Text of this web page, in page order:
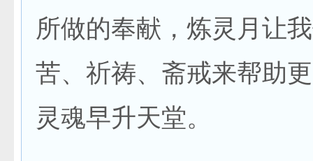
所做的奉献，炼灵月让
苦、祈祷、斋戒来帮助
灵魂早升天堂。